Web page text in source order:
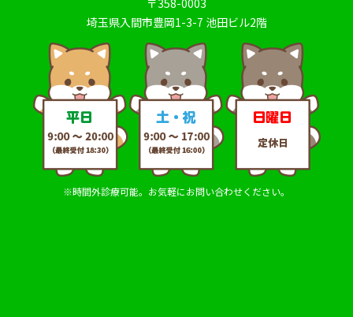
〒358-0003
埼玉県入間市豊岡1-3-7 池田ビル2階
※時間外診療可能。お気軽にお問い合わせください。